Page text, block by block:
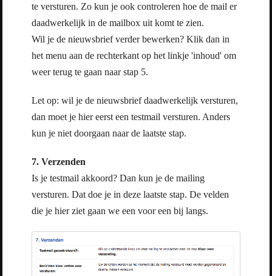
te versturen. Zo kun je ook controleren hoe de mail er
daadwerkelijk in de mailbox uit komt te zien.
Wil je de nieuwsbrief verder bewerken? Klik dan in
het menu aan de rechterkant op het linkje 'inhoud' om
weer terug te gaan naar stap 5.
Let op: wil je de nieuwsbrief daadwerkelijk versturen,
dan moet je hier eerst een testmail versturen. Anders
kun je niet doorgaan naar de laatste stap.
7. Verzenden
Is je testmail akkoord? Dan kun je de mailing
versturen. Dat doe je in deze laatste stap. De velden
die je hier ziet gaan we een voor een bij langs.